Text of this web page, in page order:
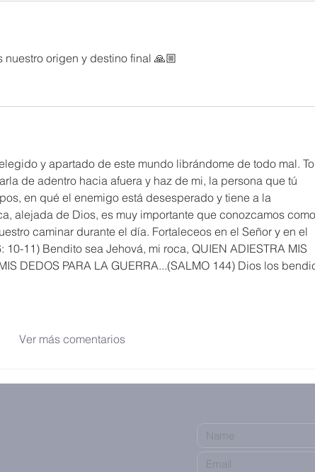
origen y destino final 🙏🏼
y apartado de este mundo librándome de todo mal.
de adentro hacia afuera y haz de mi, la persona que tú
en qué el enemigo está desesperado y tiene a la
alejada de Dios, es muy importante que conozcamos
caminar durante el día. Fortaleceos en el Señor y en el
10-11) Bendito sea Jehová, mi roca, QUIEN ADIESTRA MIS
DEDOS PARA LA GUERRA...(SALMO 144) Dios los
Ver más comentarios